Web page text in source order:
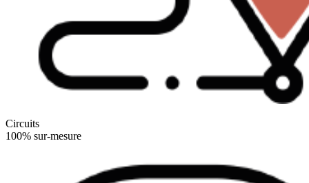
Circuits
100% sur-mesure